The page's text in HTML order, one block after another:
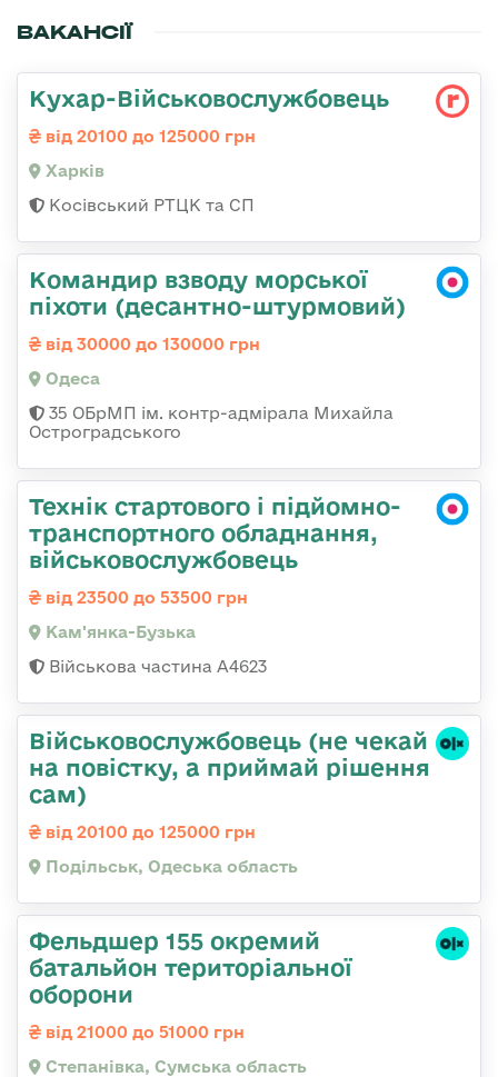
ВАКАНСІЇ
Кухар-Військовослужбовець
від 20100 до 125000 грн
Харків
Косівський РТЦК та СП
Командир взводу морської
піхоти (десантно-штурмовий)
від 30000 до 130000 грн
Одеса
35 ОБрМП ім. контр-адмірала Михайла
Остроградського
Технік стартового і підйомно-
транспортного обладнання,
військовослужбовець
від 23500 до 53500 грн
Кам'янка-Бузька
Військова частина А4623
Військовослужбовець (не чекай
на повістку, а приймай рішення
сам)
від 20100 до 125000 грн
Подільськ, Одеська область
Фельдшер 155 окремий
батальйон територіальної
оборони
від 21000 до 51000 грн
Степанівка, Сумська область